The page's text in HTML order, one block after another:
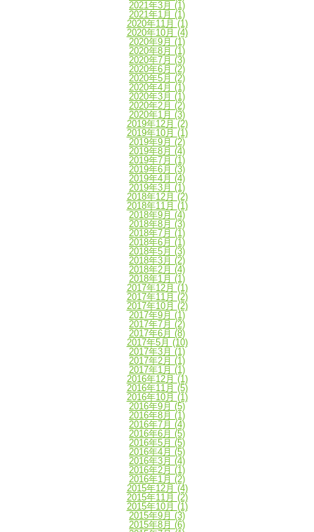
2021年3月 (1)
2021年1月 (1)
2020年11月 (1)
2020年10月 (4)
2020年9月 (1)
2020年8月 (1)
2020年7月 (3)
2020年6月 (2)
2020年5月 (2)
2020年4月 (1)
2020年3月 (1)
2020年2月 (2)
2020年1月 (3)
2019年12月 (2)
2019年10月 (1)
2019年9月 (2)
2019年8月 (4)
2019年7月 (1)
2019年6月 (3)
2019年4月 (4)
2019年3月 (1)
2018年12月 (2)
2018年11月 (1)
2018年9月 (4)
2018年8月 (3)
2018年7月 (1)
2018年6月 (1)
2018年5月 (3)
2018年3月 (2)
2018年2月 (4)
2018年1月 (1)
2017年12月 (1)
2017年11月 (2)
2017年10月 (2)
2017年9月 (1)
2017年7月 (2)
2017年6月 (8)
2017年5月 (10)
2017年3月 (1)
2017年2月 (1)
2017年1月 (1)
2016年12月 (1)
2016年11月 (5)
2016年10月 (1)
2016年9月 (5)
2016年8月 (1)
2016年7月 (4)
2016年6月 (5)
2016年5月 (5)
2016年4月 (5)
2016年3月 (4)
2016年2月 (1)
2016年1月 (2)
2015年12月 (4)
2015年11月 (2)
2015年10月 (1)
2015年9月 (3)
2015年8月 (6)